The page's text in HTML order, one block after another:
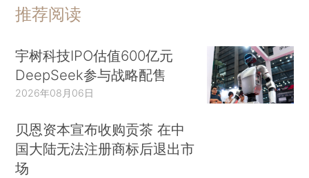
推荐阅读
宇树科技IPO估值600亿元
DeepSeek参与战略配售
2026年08月06日
贝恩资本宣布收购贡茶 在中
国大陆无法注册商标后退出市
场